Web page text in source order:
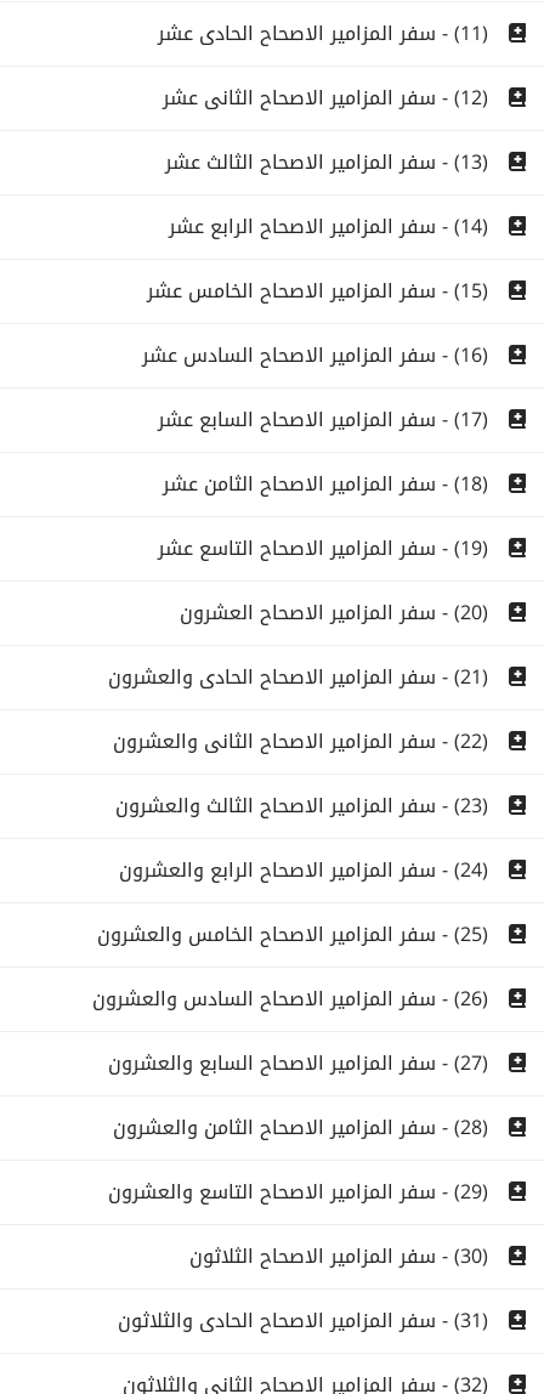
(11) - سفر المزامير الاصحاح الحادى عشر
(12) - سفر المزامير الاصحاح الثانى عشر
(13) - سفر المزامير الاصحاح الثالث عشر
(14) - سفر المزامير الاصحاح الرابع عشر
(15) - سفر المزامير الاصحاح الخامس عشر
(16) - سفر المزامير الاصحاح السادس عشر
(17) - سفر المزامير الاصحاح السابع عشر
(18) - سفر المزامير الاصحاح الثامن عشر
(19) - سفر المزامير الاصحاح التاسع عشر
(20) - سفر المزامير الاصحاح العشرون
(21) - سفر المزامير الاصحاح الحادى والعشرون
(22) - سفر المزامير الاصحاح الثانى والعشرون
(23) - سفر المزامير الاصحاح الثالث والعشرون
(24) - سفر المزامير الاصحاح الرابع والعشرون
(25) - سفر المزامير الاصحاح الخامس والعشرون
(26) - سفر المزامير الاصحاح السادس والعشرون
(27) - سفر المزامير الاصحاح السابع والعشرون
(28) - سفر المزامير الاصحاح الثامن والعشرون
(29) - سفر المزامير الاصحاح التاسع والعشرون
(30) - سفر المزامير الاصحاح الثلاثون
(31) - سفر المزامير الاصحاح الحادى والثلاثون
(32) - سفر المزامير الاصحاح الثانى والثلاثون